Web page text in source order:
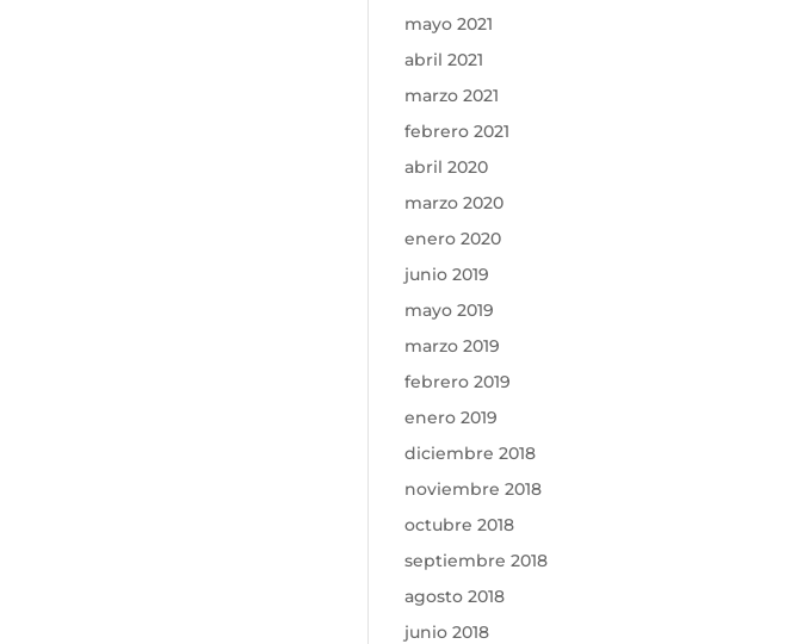
mayo 2021
abril 2021
marzo 2021
febrero 2021
abril 2020
marzo 2020
enero 2020
junio 2019
mayo 2019
marzo 2019
febrero 2019
enero 2019
diciembre 2018
noviembre 2018
octubre 2018
septiembre 2018
agosto 2018
junio 2018